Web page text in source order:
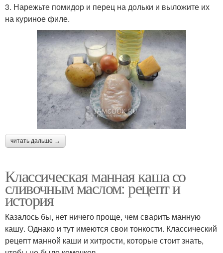
3. Нарежьте помидор и перец на дольки и выложите их
на куриное филе.
читать дальше →
Классическая манная каша со
сливочным маслом: рецепт и
история
Казалось бы, нет ничего проще, чем сварить манную
кашу. Однако и тут имеются свои тонкости. Классический
рецепт манной каши и хитрости, которые стоит знать,